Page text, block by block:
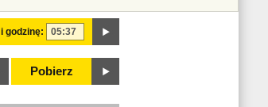
i godzinę:
Pobierz